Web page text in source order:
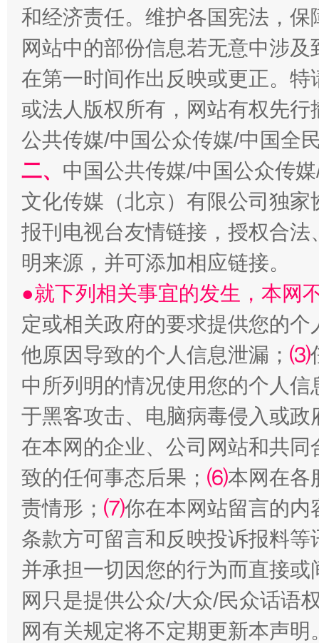
和经济责任。维护各国宪法，
网站中的部份信息若无意中涉
在第一时间作出反映或更正。
或法人版权所有，网站有权先
公共传媒/中国公众传媒/中国全
二、 中国公共传媒/中国公众传
文化传媒（北京）有限公司独
报刊电视台友情链接，授权合
明来源，并可添加相应链接。
●就下列相关事宜的发生，本网
定或相关政府的要求提供您的个
他原因导致的个人信息泄漏； ⑶
中所列明的情况使用您的个人
于黑客攻击、电脑病毒侵入或
在本网的企业、公司网站和共
致的任何事态后果； ⑹本网在各
责情形； ⑺你在本网站留言的内
条款方可留言和反映投诉报料
并承担一切因您的行为而直接
网只是提供公众/大众/民众话语
网有关规定将不定期更新本声明